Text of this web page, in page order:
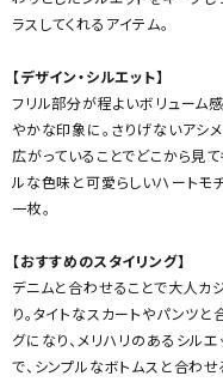
ラスしてくれるアイテム。
【デザイン・シルエット】
フリル部分が程よいボリューム
やかな印象に。さりげないアシ
広がっていることでどこから見
ルな色味と可愛らしいハートモ
一枚。
【おすすめのスタイリング】
デニムと合わせることで大人カ
り。タイトなスカートやパンツ
グになり、メリハリのあるシル
で、シンプルなボトムスと合わ